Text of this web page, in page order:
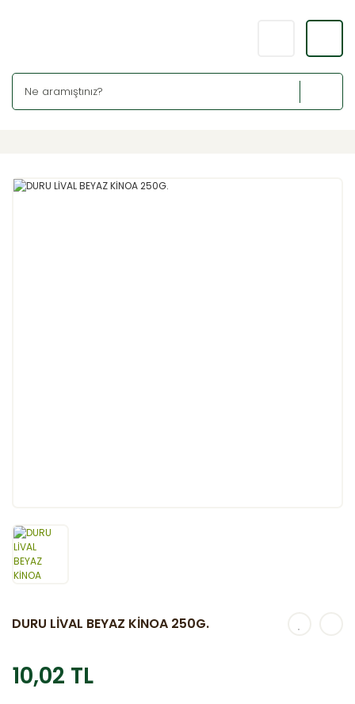
DURU LİVAL BEYAZ KİNOA 250G.
10,02 TL